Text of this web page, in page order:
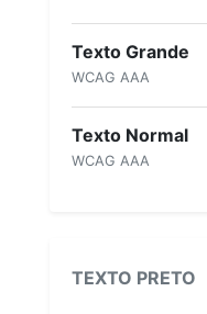
Texto Grande
WCAG AAA
Texto Normal
WCAG AAA
TEXTO PRETO